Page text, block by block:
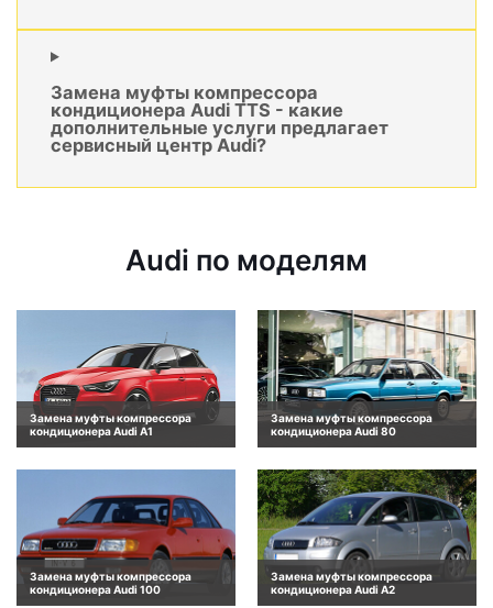
Замена муфты компрессора
кондиционера Audi TTS - какие
дополнительные услуги предлагает
сервисный центр Audi?
Audi по моделям
Замена муфты компрессора
кондиционера Audi A1
Замена муфты компрессора
кондиционера Audi 80
Замена муфты компрессора
кондиционера Audi 100
Замена муфты компрессора
кондиционера Audi A2